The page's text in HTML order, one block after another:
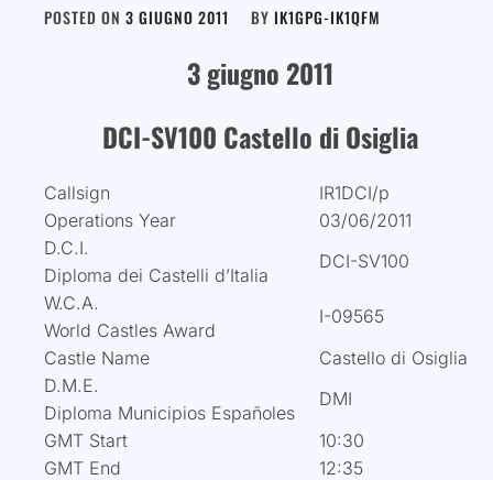
POSTED ON 3 GIUGNO 2011 BY IK1GPG-IK1QFM
3 giugno 2011
DCI-SV100 Castello di Osiglia
Callsign
IR1DCI/p
Operations Year
03/06/2011
D.C.I.
Diploma dei Castelli d’Italia
DCI-SV100
W.C.A.
World Castles Award
I-09565
Castle Name
Castello di Osiglia
D.M.E.
Diploma Municipios Españoles
DMI
GMT Start
10:30
GMT End
12:35